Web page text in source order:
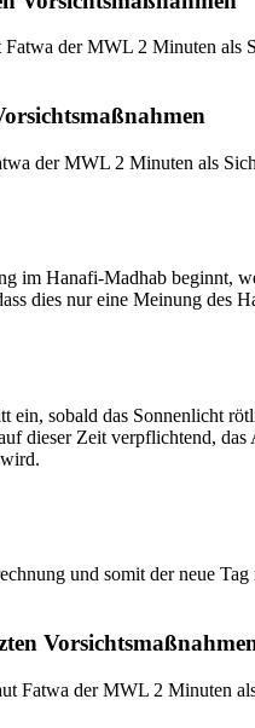
der MWL 2 Minuten als
der MWL 2 Minuten als
im Hanafi-Madhab beginnt,
dies nur eine Meinung
ein, sobald das Sonnenlicht
dieser Zeit verpflichtend,
und somit der neue
Fatwa der MWL 2 Minuten